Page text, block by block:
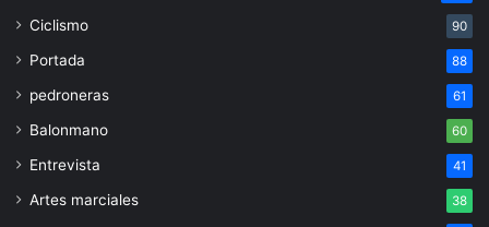
Ciclismo 90
Portada 88
pedroneras 61
Balonmano 60
Entrevista 41
Artes marciales 38